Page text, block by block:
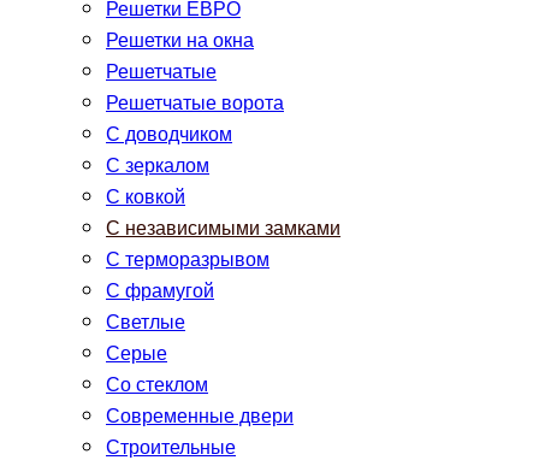
Решетки ЕВРО
Решетки на окна
Решетчатые
Решетчатые ворота
С доводчиком
С зеркалом
С ковкой
С независимыми замками
С терморазрывом
С фрамугой
Светлые
Серые
Со стеклом
Современные двери
Строительные